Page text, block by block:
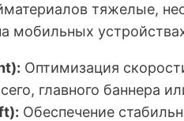
тяжелые,
мобильных
Оптимизация
главного баннера
Обеспечение